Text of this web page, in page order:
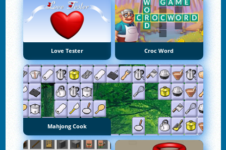
Love Tester Croc Word
Mahjong Cook